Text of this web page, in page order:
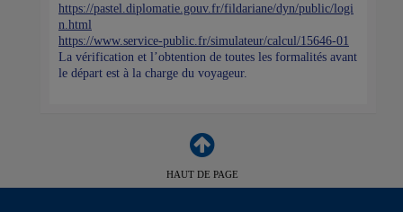
https://pastel.diplomatie.gouv.fr/fildariane/dyn/public/logi
n.html
https://www.service-public.fr/simulateur/calcul/15646-01
La vérification et l’obtention de toutes les formalités avant
le départ est à la charge du voyageur.
HAUT DE PAGE